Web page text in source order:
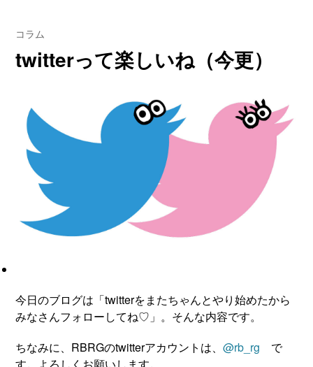
コラム
twitterって楽しいね（今更）
今日のブログは「twitterをまたちゃんとやり始めたから
みなさんフォローしてね♡」。そんな内容です。
ちなみに、RBRGのtwitterアカウントは、@rb_rg で